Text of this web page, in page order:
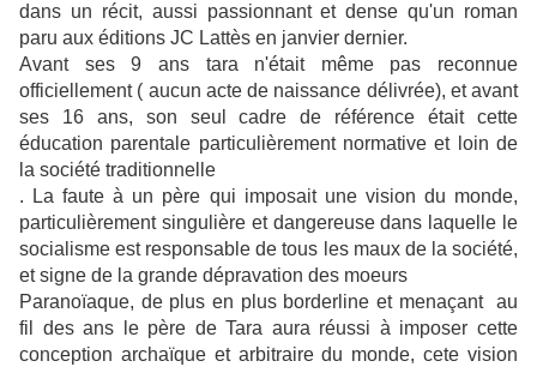
dans un récit, aussi passionnant et dense qu'un roman
paru aux éditions JC Lattès en janvier dernier.
Avant ses 9 ans tara n'était même pas reconnue
officiellement ( aucun acte de naissance délivrée), et avant
ses 16 ans, son seul cadre de référence était cette
éducation parentale particulièrement normative et loin de
la société traditionnelle
. La faute à un père qui imposait une vision du monde,
particulièrement singulière et dangereuse dans laquelle le
socialisme est responsable de tous les maux de la société,
et signe de la grande dépravation des moeurs
Paranoïaque, de plus en plus borderline et menaçant au
fil des ans le père de Tara aura réussi à imposer cette
conception archaïque et arbitraire du monde, cete vision